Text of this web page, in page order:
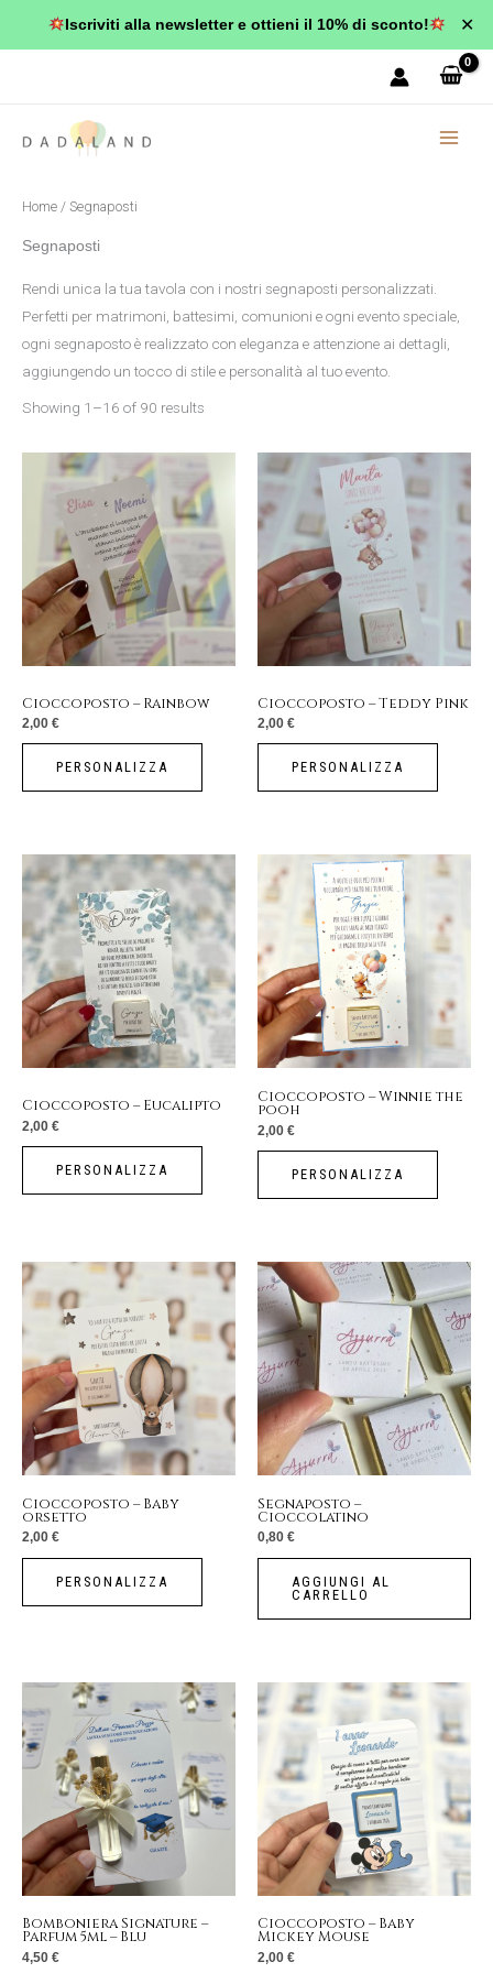
Iscriviti alla newsletter e ottieni il 10% di sconto! ✕
Home / Segnaposti
Segnaposti
Rendi unica la tua tavola con i nostri segnaposti personalizzati.
Perfetti per matrimoni, battesimi, comunioni e ogni evento speciale,
ogni segnaposto è realizzato con eleganza e attenzione ai dettagli,
aggiungendo un tocco di stile e personalità al tuo evento.
Showing 1–16 of 90 results
Cioccoposto – Rainbow
2,00 €
PERSONALIZZA
Cioccoposto – Teddy Pink
2,00 €
PERSONALIZZA
Cioccoposto – Eucalipto
2,00 €
PERSONALIZZA
Cioccoposto – Winnie the
pooh
2,00 €
PERSONALIZZA
Cioccoposto – Baby
orsetto
2,00 €
PERSONALIZZA
Segnaposto –
Cioccolatino
0,80 €
AGGIUNGI AL
CARRELLO
Bomboniera Signature –
Parfum 5ml – Blu
4,50 €
Cioccoposto – Baby
Mickey Mouse
2,00 €